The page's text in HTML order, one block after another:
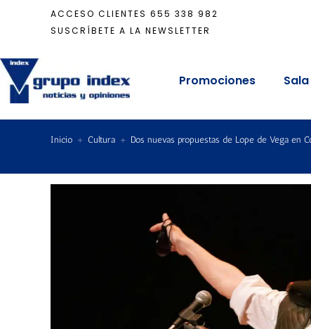
ACCESO CLIENTES 655 338 982
SUSCRÍBETE A LA NEWSLETTER
Promociones
Inicio + Cultura + Dos nuevas propuestas de Lope de Vega en